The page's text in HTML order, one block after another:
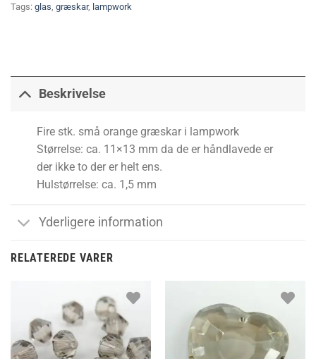
Tags: glas græskar, lampwork
Beskrivelse
Fire stk. små orange græskar i lampwork
Størrelse: ca. 11×13 mm da de er håndlavede er
der ikke to der er helt ens.
Hulstørrelse: ca. 1,5 mm
Yderligere information
RELATEREDE VARER